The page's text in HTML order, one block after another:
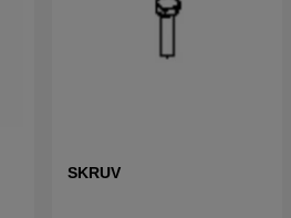
SKRUV